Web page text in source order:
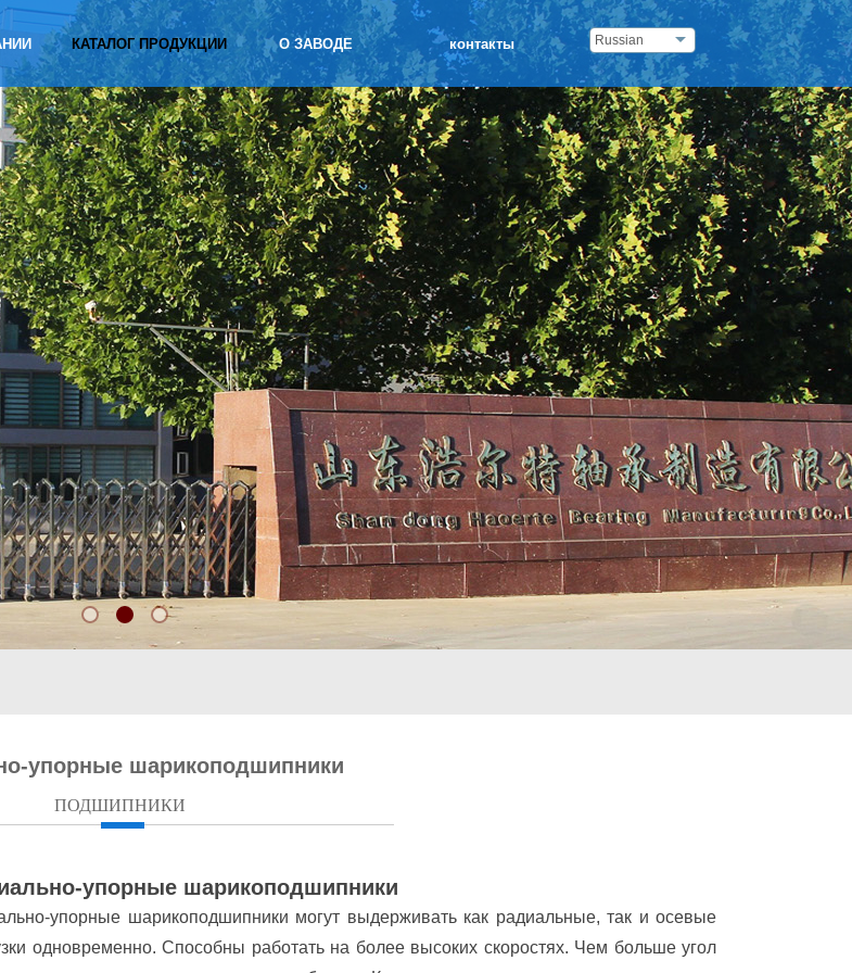
ПОДШИПНИКИ
упорные шарикоподшипники
упорные шарикоподшипники
упорные шарикоподшипники могут выдерживать как радиальные, так и осевые
одновременно. Способны работать на более высоких скоростях. Чем больше угол
Russian
КАТАЛОГ ПРОДУКЦИИ О ЗАВОДЕ контакты